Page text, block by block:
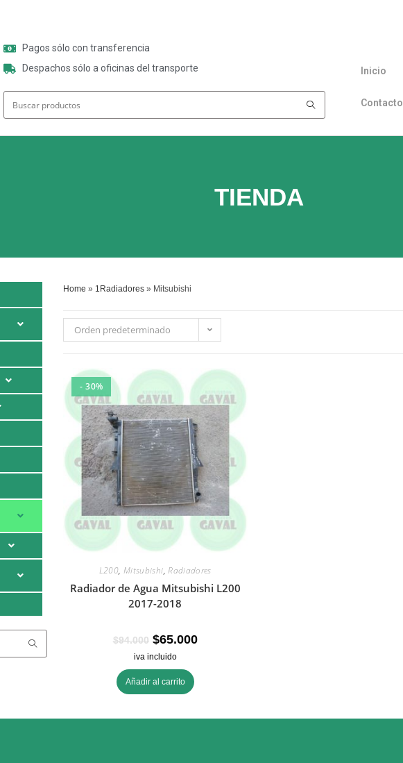
Pagos sólo con transferencia
Despachos sólo a oficinas del transporte
Inicio
Contacto
TIENDA
Home » 1Radiadores» Mitsubishi
Orden predeterminado
- 30%
L200, Mitsubishi,Radiadores
Radiador de Agua Mitsubishi L200
2017-2018
$94.000 $65.000
iva incluido
Añadir al carrito